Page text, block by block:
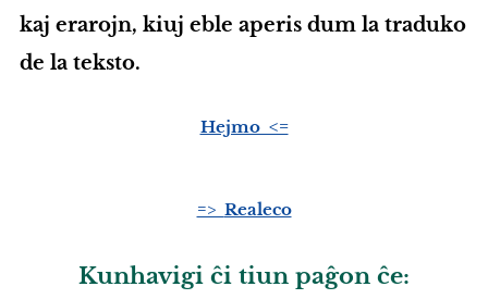
kaj erarojn, kiuj eble aperis dum la traduko
de la teksto.
Hejmo <=
=> Realeco
Kunhavigi ĉi tiun paĝon ĉe: